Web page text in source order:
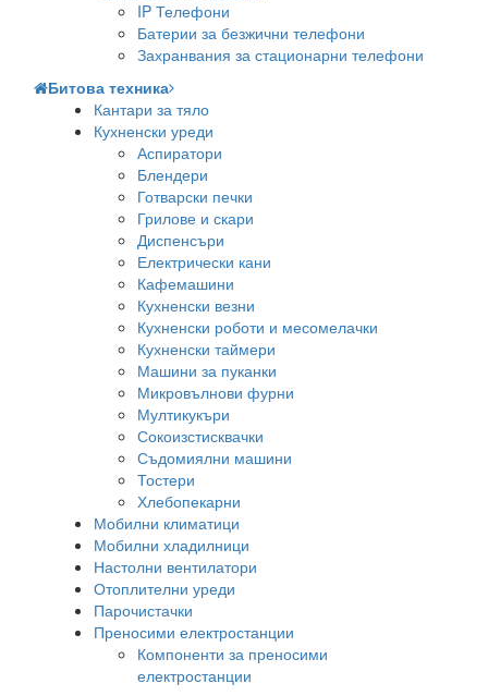
IP Телефони
Батерии за безжични телефони
Захранвания за стационарни телефони
Битова техника
Кантари за тяло
Кухненски уреди
Аспиратори
Блендери
Готварски печки
Грилове и скари
Диспенсъри
Електрически кани
Кафемашини
Кухненски везни
Кухненски роботи и месомелачки
Кухненски таймери
Машини за пуканки
Микровълнови фурни
Мултикукъри
Сокоизстисквачки
Съдомиялни машини
Тостери
Хлебопекарни
Мобилни климатици
Мобилни хладилници
Настолни вентилатори
Отоплителни уреди
Парочистачки
Преносими електростанции
Компоненти за преносими
електростанции